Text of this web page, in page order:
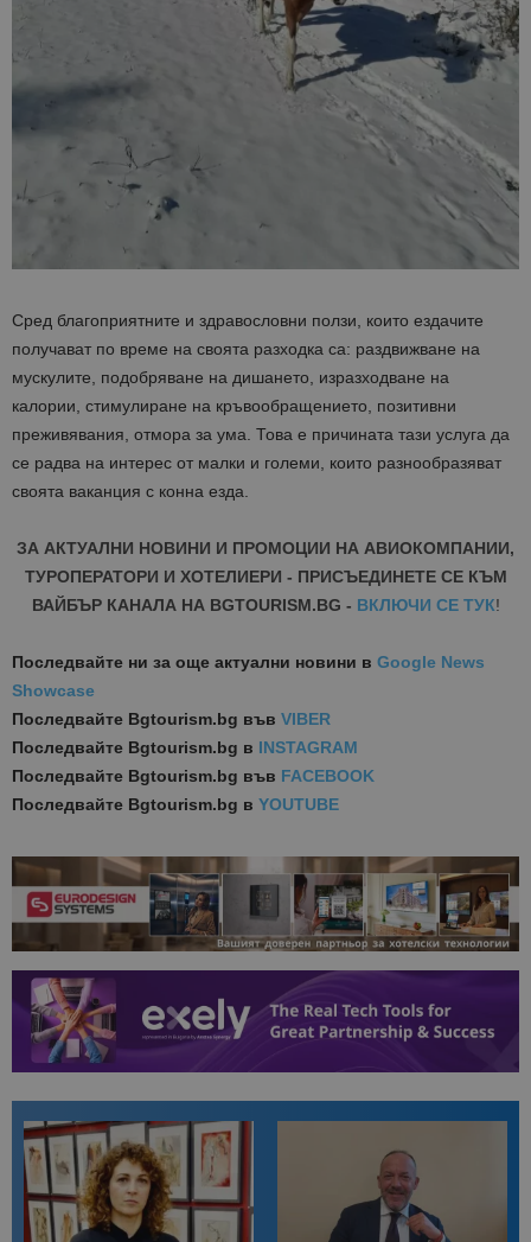
Сред благоприятните и здравословни ползи, които ездачите
получават по време на своята разходка са: раздвижване на
мускулите, подобряване на дишането, изразходване на
калории, стимулиране на кръвообращението, позитивни
преживявания, отмора за ума. Това е причината тази услуга да
се радва на интерес от малки и големи, които разнообразяват
своята ваканция с конна езда.
ЗА АКТУАЛНИ НОВИНИ И ПРОМОЦИИ НА АВИОКОМПАНИИ,
ТУРОПЕРАТОРИ И ХОТЕЛИЕРИ - ПРИСЪЕДИНЕТЕ СЕ КЪМ
ВАЙБЪР КАНАЛА НА BGTOURISM.BG - ВКЛЮЧИ СЕ ТУК!
Последвайте ни за още актуални новини в Google News
Showcase
Последвайте Bgtourism.bg във VIBER
Последвайте Bgtourism.bg в INSTAGRAM
Последвайте Bgtourism.bg във FACEBOOK
Последвайте Bgtourism.bg в YOUTUBE